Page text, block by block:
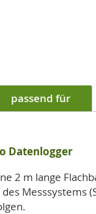
passend für
Datenlogger
2 m lange
Messsystems